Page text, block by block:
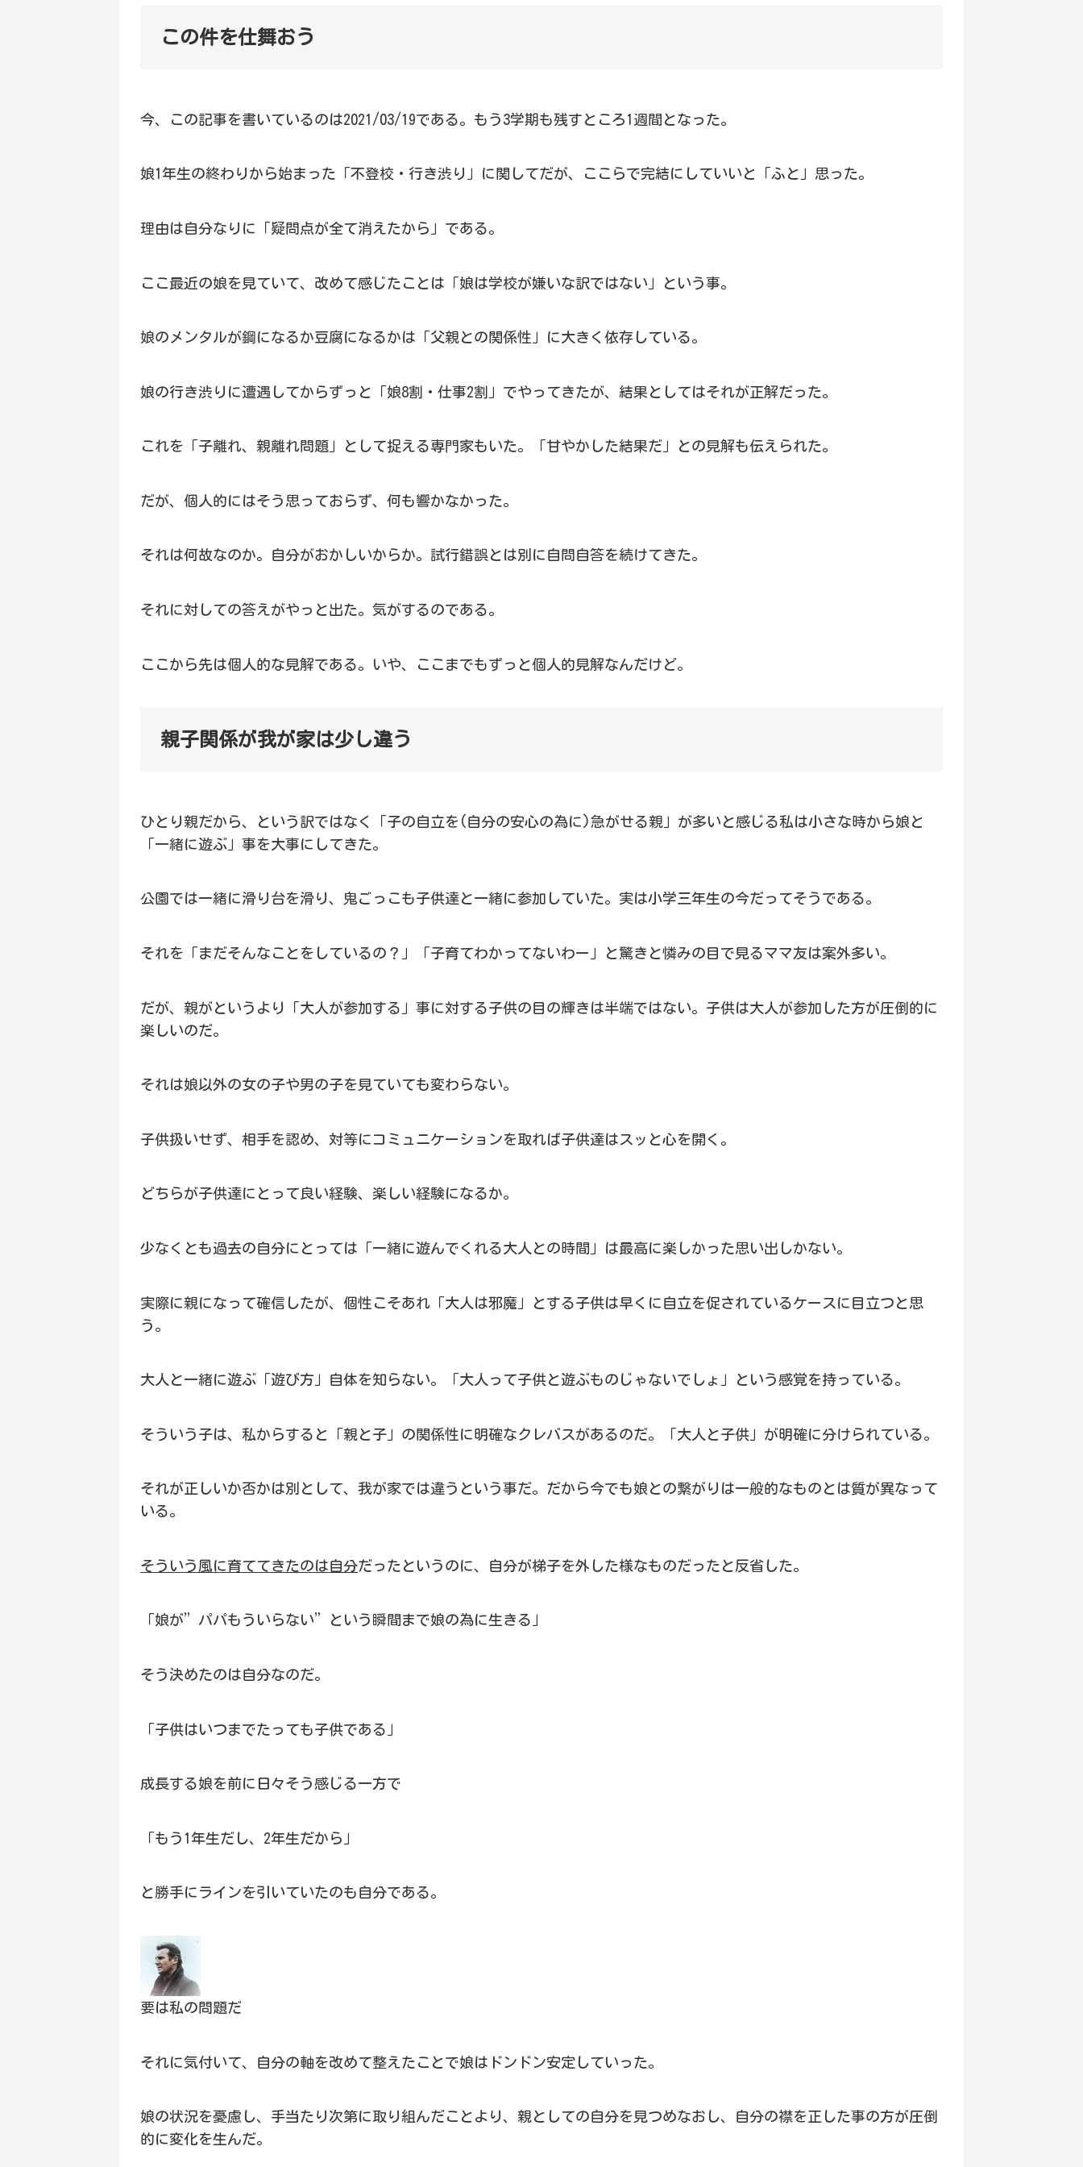
この件を仕舞おう
今、この記事を書いているのは2021/03/19である。もう3学期も残すところ1週間となった。
娘1年生の終わりから始まった「不登校・行き渋り」に関してだが、ここらで完結にしていいと「ふと」思った。
理由は自分なりに「疑問点が全て消えたから」である。
ここ最近の娘を見ていて、改めて感じたことは「娘は学校が嫌いな訳ではない」という事。
娘のメンタルが鋼になるか豆腐になるかは「父親との関係性」に大きく依存している。
娘の行き渋りに遭遇してからずっと「娘8割・仕事2割」でやってきたが、結果としてはそれが正解だった。
これを「子離れ、親離れ問題」として捉える専門家もいた。「甘やかした結果だ」との見解も伝えられた。
だが、個人的にはそう思っておらず、何も響かなかった。
それは何故なのか。自分がおかしいからか。試行錯誤とは別に自問自答を続けてきた。
それに対しての答えがやっと出た。気がするのである。
ここから先は個人的な見解である。いや、ここまでもずっと個人的見解なんだけど。
親子関係が我が家は少し違う
ひとり親だから、という訳ではなく「子の自立を(自分の安心の為に)急がせる親」が多いと感じる私は小さな時から娘と
「一緒に遊ぶ」事を大事にしてきた。
公園では一緒に滑り台を滑り、鬼ごっこも子供達と一緒に参加していた。実は小学三年生の今だってそうである。
それを「まだそんなことをしているの？」「子育てわかってないわー」と驚きと憐みの目で見るママ友は案外多い。
だが、親がというより「大人が参加する」事に対する子供の目の輝きは半端ではない。子供は大人が参加した方が圧倒的に
楽しいのだ。
それは娘以外の女の子や男の子を見ていても変わらない。
子供扱いせず、相手を認め、対等にコミュニケーションを取れば子供達はスッと心を開く。
どちらが子供達にとって良い経験、楽しい経験になるか。
少なくとも過去の自分にとっては「一緒に遊んでくれる大人との時間」は最高に楽しかった思い出しかない。
実際に親になって確信したが、個性こそあれ「大人は邪魔」とする子供は早くに自立を促されているケースに目立つと思
う。
大人と一緒に遊ぶ「遊び方」自体を知らない。「大人って子供と遊ぶものじゃないでしょ」という感覚を持っている。
そういう子は、私からすると「親と子」の関係性に明確なクレバスがあるのだ。「大人と子供」が明確に分けられている。
それが正しいか否かは別として、我が家では違うという事だ。だから今でも娘との繋がりは一般的なものとは質が異なって
いる。
そういう風に育ててきたのは自分だったというのに、自分が梯子を外した様なものだったと反省した。
「娘が”パパもういらない”という瞬間まで娘の為に生きる」
そう決めたのは自分なのだ。
「子供はいつまでたっても子供である」
成長する娘を前に日々そう感じる一方で
「もう1年生だし、2年生だから」
と勝手にラインを引いていたのも自分である。
要は私の問題だ
それに気付いて、自分の軸を改めて整えたことで娘はドンドン安定していった。
娘の状況を憂慮し、手当たり次第に取り組んだことより、親としての自分を見つめなおし、自分の襟を正した事の方が圧倒
的に変化を生んだ。